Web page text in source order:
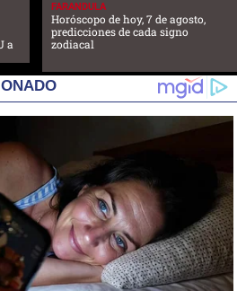
a
FARANDULA
Horóscopo de hoy, 7 de agosto,
predicciones de cada signo
zodiacal